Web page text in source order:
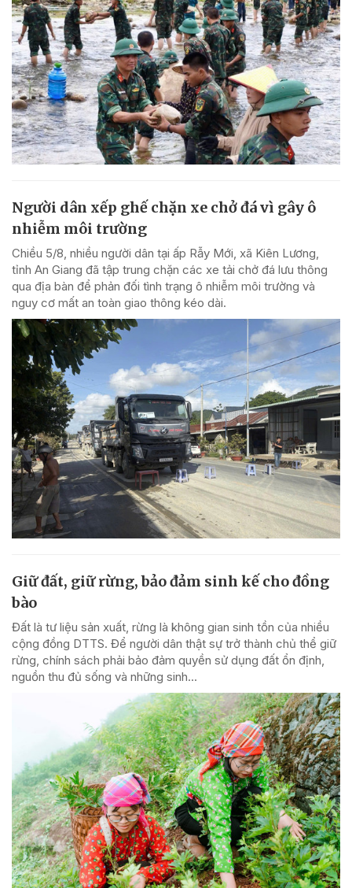
Người dân xếp ghế chặn xe chở đá vì gây ô
nhiễm môi trường
Chiều 5/8, nhiều người dân tại ấp Rẫy Mới, xã Kiên Lương,
tỉnh An Giang đã tập trung chặn các xe tải chở đá lưu thông
qua địa bàn để phản đối tình trạng ô nhiễm môi trường và
nguy cơ mất an toàn giao thông kéo dài.
Giữ đất, giữ rừng, bảo đảm sinh kế cho đồng
bào
Đất là tư liệu sản xuất, rừng là không gian sinh tồn của nhiều
cộng đồng DTTS. Để người dân thật sự trở thành chủ thể giữ
rừng, chính sách phải bảo đảm quyền sử dụng đất ổn định,
nguồn thu đủ sống và những sinh...